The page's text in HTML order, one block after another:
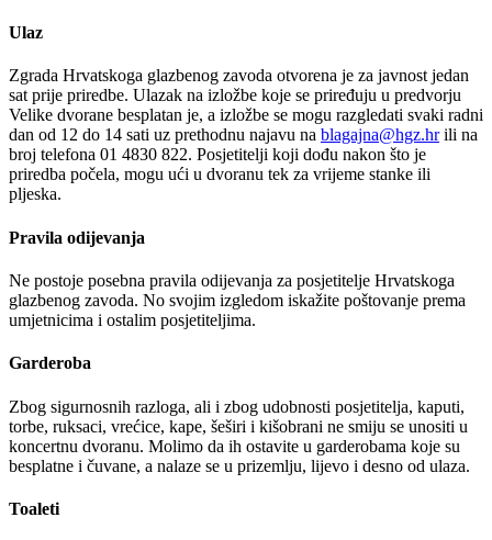
Ulaz
Zgrada Hrvatskoga glazbenog zavoda otvorena je za javnost jedan
sat prije priredbe. Ulazak na izložbe koje se priređuju u predvorju
Velike dvorane besplatan je, a izložbe se mogu razgledati svaki radni
dan od 12 do 14 sati uz prethodnu najavu na blagajna@hgz.hrili na
broj telefona 01 4830 822. Posjetitelji koji dođu nakon što je
priredba počela, mogu ući u dvoranu tek za vrijeme stanke ili
pljeska.
Pravila odijevanja
Ne postoje posebna pravila odijevanja za posjetitelje Hrvatskoga
glazbenog zavoda. No svojim izgledom iskažite poštovanje prema
umjetnicima i ostalim posjetiteljima.
Garderoba
Zbog sigurnosnih razloga, ali i zbog udobnosti posjetitelja, kaputi,
torbe, ruksaci, vrećice, kape, šeširi i kišobrani ne smiju se unositi u
koncertnu dvoranu. Molimo da ih ostavite u garderobama koje su
besplatne i čuvane, a nalaze se u prizemlju, lijevo i desno od ulaza.
Toaleti